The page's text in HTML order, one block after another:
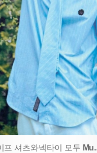
프 셔츠와넥타이 모두